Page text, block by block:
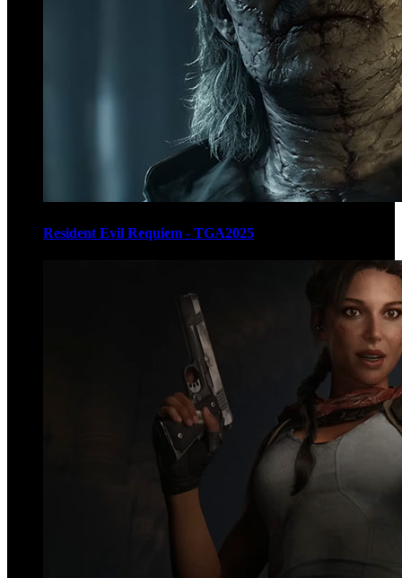
Resident Evil Requiem - TGA2025